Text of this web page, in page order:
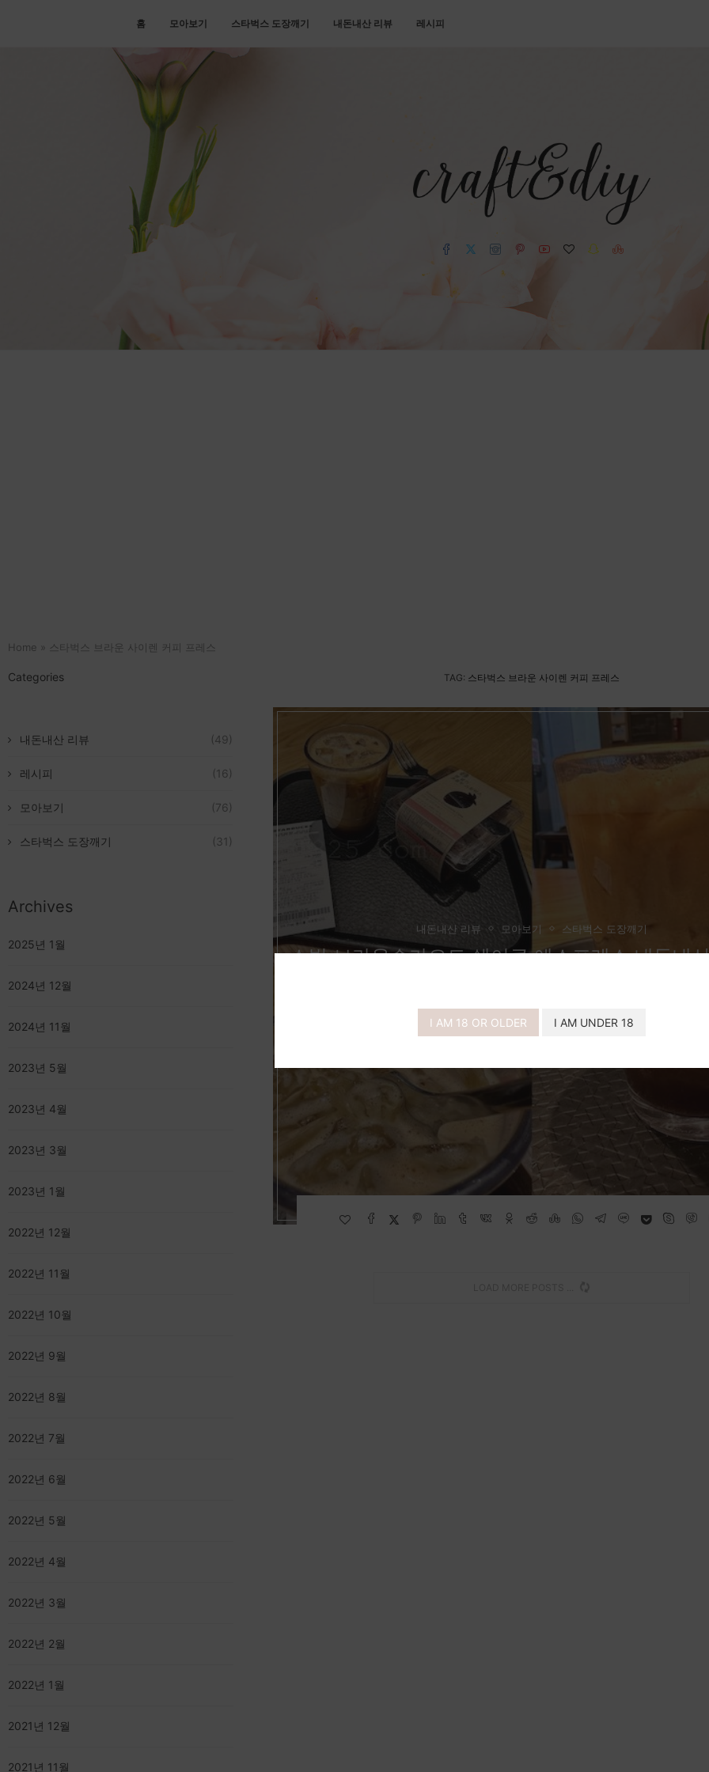
I AM 18 OR OLDER I AM UNDER 18
홈 모아보기 스타벅스 도장깨기 내돈내산 리뷰 레시피
Home » 스타벅스 브라운 사이렌 커피 프레스
TAG: 스타벅스 브라운 사이렌 커피 프레스
내돈내산 리뷰 모아보기 스타벅스 도장깨기
스벅 브라운슈가오트 쉐이큰 에스프레소 내돈내
Categories
내돈내산 리뷰 (49)
레시피 (16)
모아보기 (76)
스타벅스 도장깨기 (31)
Archives
2025년 1월
2024년 12월
2024년 11월
2023년 5월
2023년 4월
2023년 3월
2023년 1월
2022년 12월
2022년 11월
2022년 10월
2022년 9월
2022년 8월
2022년 7월
2022년 6월
2022년 5월
2022년 4월
2022년 3월
2022년 2월
2022년 1월
2021년 12월
2021년 11월